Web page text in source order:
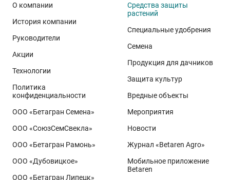
О компании
История компании
Руководители
Акции
Технологии
Политика
конфиденциальности
ООО «Бетагран Семена»
ООО «СоюзСемСвекла»
ООО «Бетагран Рамонь»
ООО «Дубовицкое»
ООО «Бетагран Липецк»
Средства защиты
растений
Специальные удобрения
Семена
Продукция для дачников
Защита культур
Вредные объекты
Мероприятия
Новости
Журнал «Betaren Agro»
Мобильное приложение
Betaren